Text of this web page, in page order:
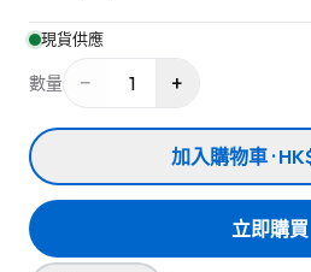
現貨供應
數量 − 1 +
加入購物車 ·
立即購買